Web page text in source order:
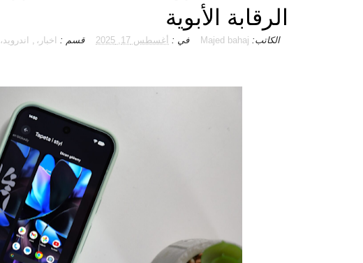
الرقابة الأبوية
الكاتب: Majed bahaj في : أغسطس 17, 2025 قسم : اخبار، , اندرويد،